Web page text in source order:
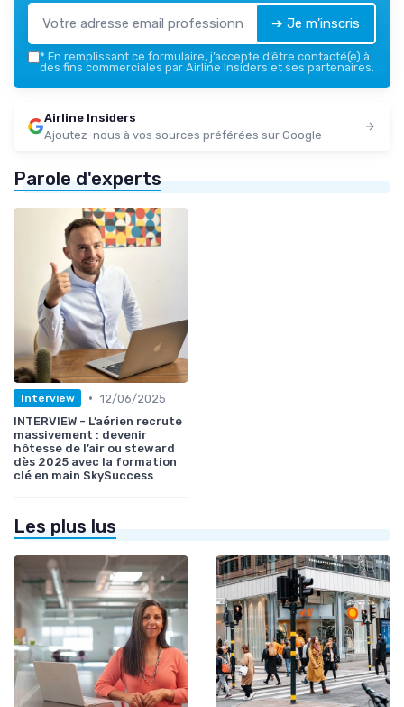
➔ Je m'inscris
* En remplissant ce formulaire, j’accepte d’être contacté(e) à
des fins commerciales par Airline Insiders et ses partenaires.
Airline Insiders
Ajoutez-nous à vos sources préférées sur Google
Parole d'experts
Interview • 12/06/2025
INTERVIEW - L’aérien recrute
massivement : devenir
hôtesse de l’air ou steward
dès 2025 avec la formation
clé en main SkySuccess
Les plus lus